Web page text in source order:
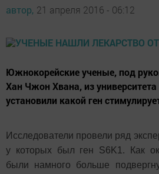
автор, 21 апреля 2016 - 06:12
Южнокорейские ученые, под
Хан Чжон Хвана, из
установили какой ген
Исследователи провели ряд
у которых был ген S6K1. Как
были намного больше